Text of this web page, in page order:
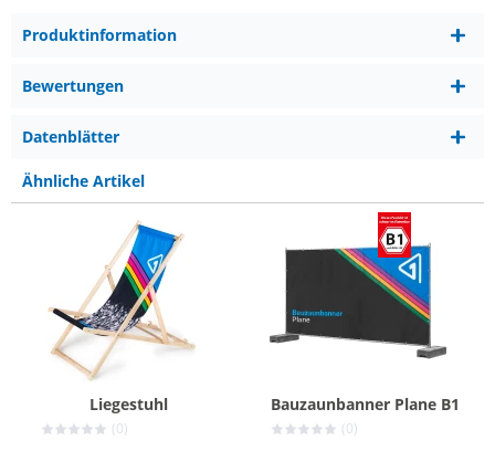
Produktinformation
Bewertungen
Datenblätter
Ähnliche Artikel
Liegestuhl
(0)
Bauzaunbanner Plane B1
(0)